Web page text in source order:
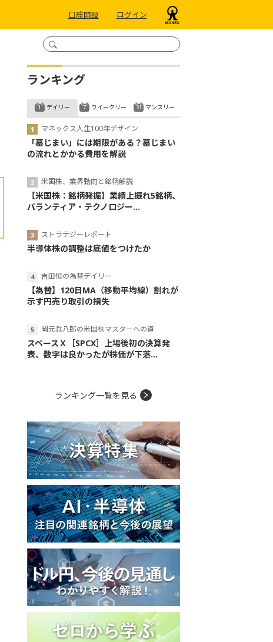
口座開設 ログイン
ランキング
デイリー
マネックス人生100年デザイン
「墓じまい」には期限がある？墓じまい
の流れとかかる費用を解説
米国株、業界動向と銘柄解説
【米国株：銘柄発掘】業績上振れ5銘柄、
パランティア・テクノロジー...
ストラテジーレポート
半導体株の調整は底値をつけたか
吉田恒の為替デイリー
【為替】120日MA（移動平均線）割れが
示す円売り取引の損失
岡元兵八郎の米国株マスターへの道
スペースＸ［SPCX］上場後初の決算発
表、数字は良かったが株価が下落...
ウイークリー マンスリー
ランキング一覧を見る